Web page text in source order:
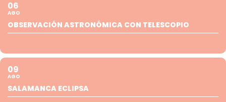
06
AGO
OBSERVACIÓN ASTRONÓMICA CON TELESCOPIO
09
AGO
SALAMANCA ECLIPSA